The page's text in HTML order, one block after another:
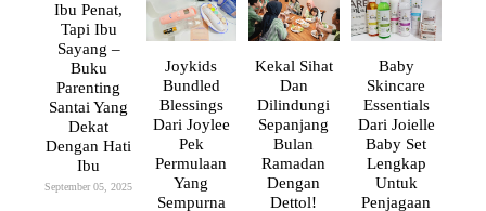
Ibu Penat,
Tapi Ibu
Sayang –
Buku
Parenting
Santai Yang
Dekat
Dengan Hati
Ibu
September 05, 2025
Joykids
Bundled
Blessings
Dari Joylee
Pek
Permulaan
Yang
Sempurna
Kekal Sihat
Dan
Dilindungi
Sepanjang
Bulan
Ramadan
Dengan
Dettol!
Baby
Skincare
Essentials
Dari Joielle
Baby Set
Lengkap
Untuk
Penjagaan